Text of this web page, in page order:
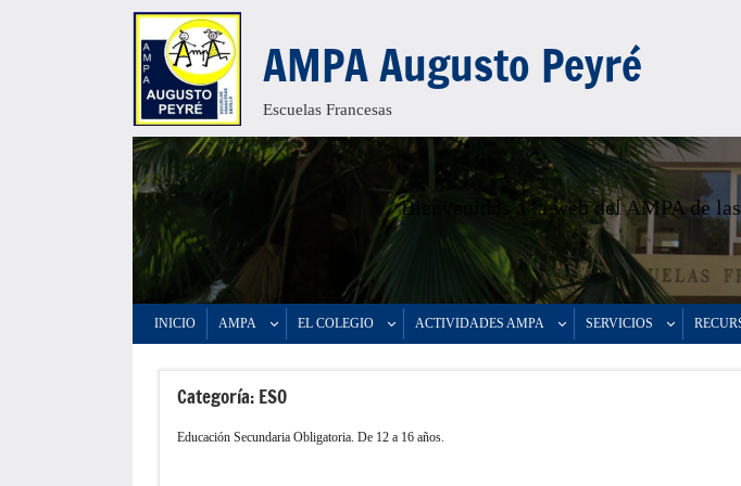
Saltar
al
contenido
AMPA Augusto Peyré
Escuelas Francesas
Bienvenidos a la web del AMPA de
INICIO AMPA EL COLEGIO ACTIVIDADES AMPA SERVICIOS
Categoría: ESO
Educación Secundaria Obligatoria. De 12 a 16 años.